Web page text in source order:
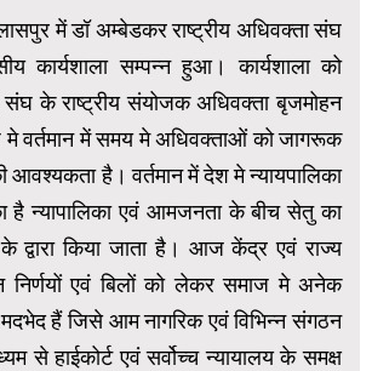
में डॉ अम्बेडकर राष्ट्रीय अधिवक्ता संघ
कार्यशाला सम्पन्न हुआ। कार्यशाला को
के राष्ट्रीय संयोजक अधिवक्ता बृजमोहन
वर्तमान में समय मे अधिवक्ताओं को जागरूक
है। वर्तमान में देश मे न्यायपालिका
है न्यापालिका एवं आमजनता के बीच सेतु का
द्वारा किया जाता है। आज केंद्र एवं राज्य
निर्णयों एवं बिलों को लेकर समाज मे अनेक
हैं जिसे आम नागरिक एवं विभिन्न संगठन
से हाईकोर्ट एवं सर्वोच्च न्यायालय के समक्ष